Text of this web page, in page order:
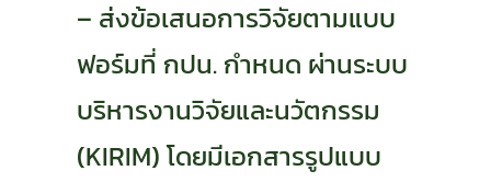
– ส่งข้อเสนอการวิจัยตามแบบ
ฟอร์มที่ กปน. กำหนด ผ่านระบบ
บริหารงานวิจัยและนวัตกรรม
(KIRIM) โดยมีเอกสารรูปแบบ